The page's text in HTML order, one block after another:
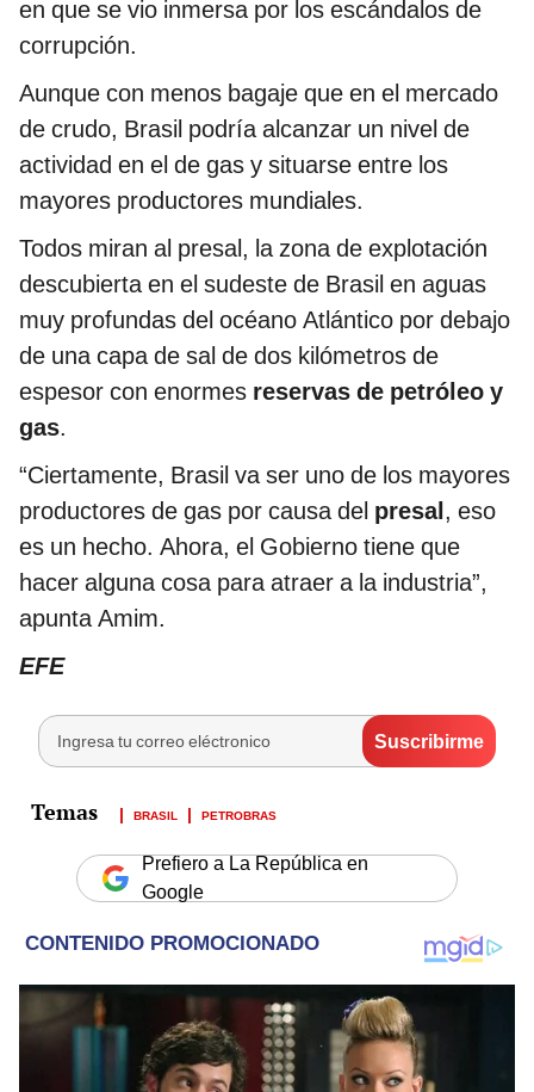
en que se vio inmersa por los escándalos de
corrupción.
Aunque con menos bagaje que en el mercado
de crudo, Brasil podría alcanzar un nivel de
actividad en el de gas y situarse entre los
mayores productores mundiales.
Todos miran al presal, la zona de explotación
descubierta en el sudeste de Brasil en aguas
muy profundas del océano Atlántico por debajo
de una capa de sal de dos kilómetros de
espesor con enormes reservas de petróleo y
gas.
“Ciertamente, Brasil va ser uno de los mayores
productores de gas por causa del presal, eso
es un hecho. Ahora, el Gobierno tiene que
hacer alguna cosa para atraer a la industria”,
apunta Amim.
EFE
BRASIL PETROBRAS
Prefiero a La República en
Google